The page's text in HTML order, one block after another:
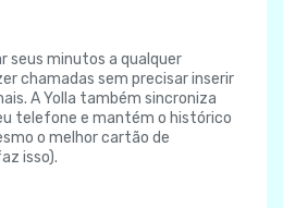
seus minutos a qualquer
chamadas sem precisar inserir
A Yolla também sincroniza
telefone e mantém o histórico
o melhor cartão de
isso).